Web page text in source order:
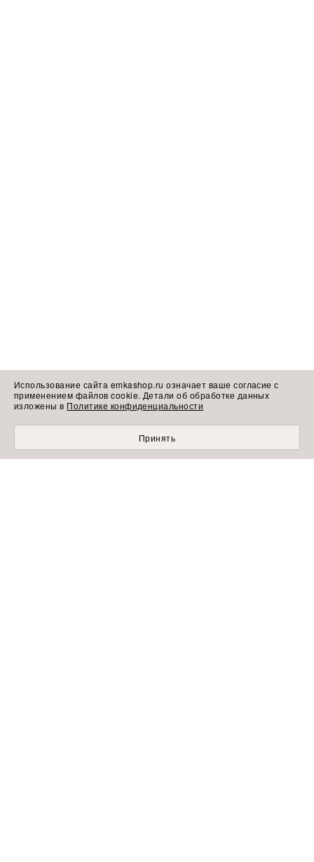
Использование сайта emkashop.ru означает ваше согласие с
применением файлов cookie. Детали об обработке данных
изложены в Политике конфиденциальности
Принять